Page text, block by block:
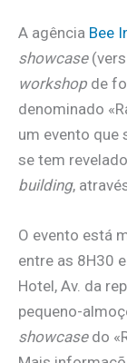
A agência Bee
showcase
workshop de
denominado
um evento que
se tem
building,
O evento está
entre as 8H30
Hotel, Av. da
pequeno-
showcasedo